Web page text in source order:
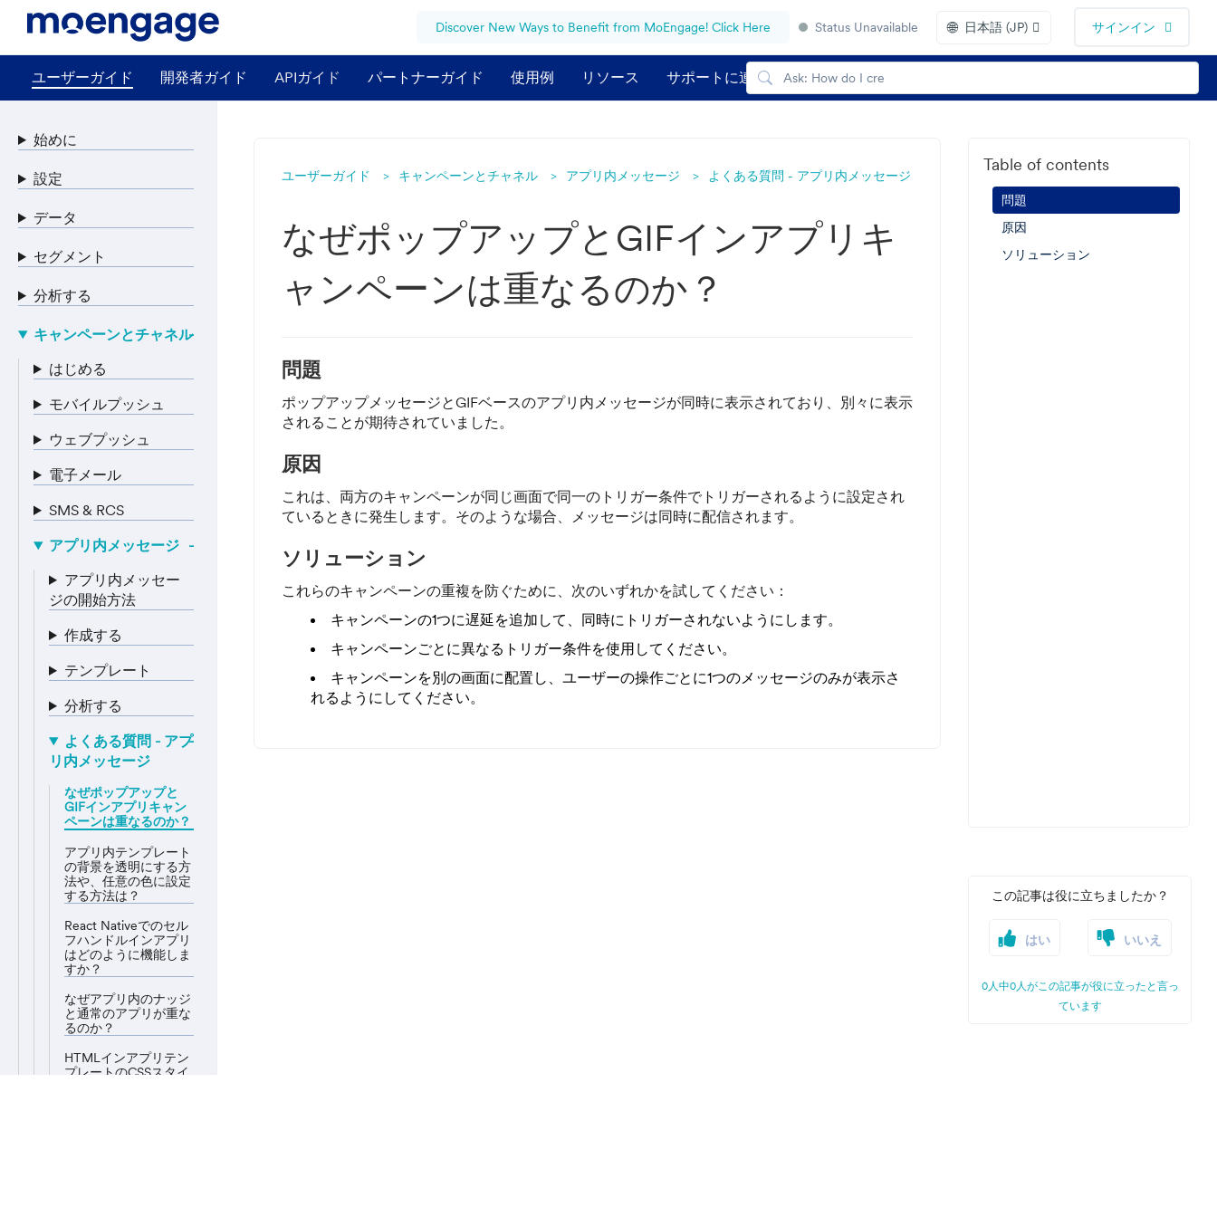
Discover New Ways to Benefit from MoEngage! Click Here Status Unavailable 🌐 日本語 (JP) サインイン
ユーザーガイド 開発者ガイド APIガイド パートナーガイド 使用例 リソース サポートに連絡する
ユーザーガイド キャンペーンとチャネル アプリ内メッセージ よくある質問 - アプリ内メッセージ
なぜポップアップとGIFインアプリキ
ャンペーンは重なるのか？
問題
ポップアップメッセージとGIFベースのアプリ内メッセージが同時に表示されており、別々に表示
されることが期待されていました。
原因
これは、両方のキャンペーンが同じ画面で同一のトリガー条件でトリガーされるように設定され
ているときに発生します。そのような場合、メッセージは同時に配信されます。
ソリューション
これらのキャンペーンの重複を防ぐために、次のいずれかを試してください：
キャンペーンの1つに遅延を追加して、同時にトリガーされないようにします。
キャンペーンごとに異なるトリガー条件を使用してください。
キャンペーンを別の画面に配置し、ユーザーの操作ごとに1つのメッセージのみが表示さ
れるようにしてください。
Table of contents
問題
原因
ソリューション
この記事は役に立ちましたか？
はい いいえ
0人中0人がこの記事が役に立ったと言っ
ています
始めに
設定
データ
セグメント
分析する
キャンペーンとチャネル
はじめる
モバイルプッシュ
ウェブプッシュ
電子メール
SMS & RCS
アプリ内メッセージ
アプリ内メッセー
ジの開始方法
作成する
テンプレート
分析する
よくある質問 - アプ
リ内メッセージ
なぜポップアップと
GIFインアプリキャン
ペーンは重なるのか？
アプリ内テンプレート
の背景を透明にする方
法や、任意の色に設定
する方法は？
React Nativeでのセル
フハンドルインアプリ
はどのように機能しま
すか？
なぜアプリ内のナッジ
と通常のアプリが重な
るのか？
HTMLインアプリテン
プレートのCSSスタイ